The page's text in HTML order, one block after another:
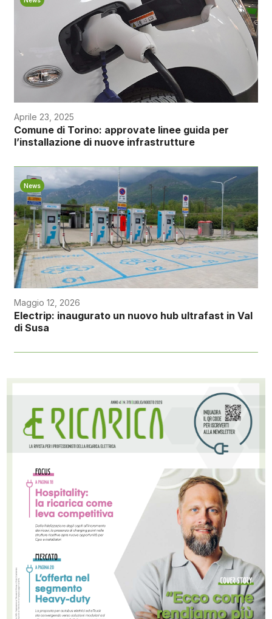
Aprile 23, 2025
Comune di Torino: approvate linee guida per
l’installazione di nuove infrastrutture
News
Maggio 12, 2026
Electrip: inaugurato un nuovo hub ultrafast in Val
di Susa